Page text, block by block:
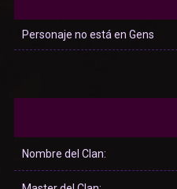
Personaje no está en Gens
Nombre del Clan: